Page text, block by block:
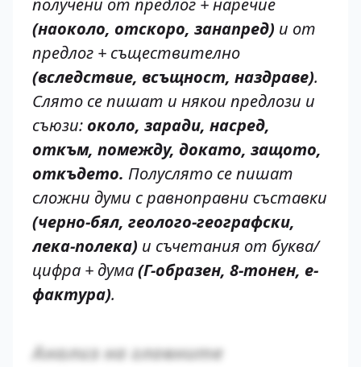
получени от предлог + наречие
(наоколо, отскоро, занапред) и от
предлог + съществително
(вследствие, всъщност, наздраве).
Слято се пишат и някои предлози и
съюзи: около, заради, насред,
откъм, помежду, докато, защото,
откъдето. Полуслято се пишат
сложни думи с равноправни съставки
(черно-бял, геолого-географски,
лека-полека) и съчетания от буква/
цифра + дума(Г-образен, 8-тонен, e-
фактура).
Анализ на главните